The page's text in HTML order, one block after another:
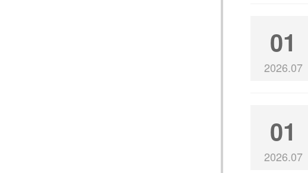
01
2026.07
01
2026.07